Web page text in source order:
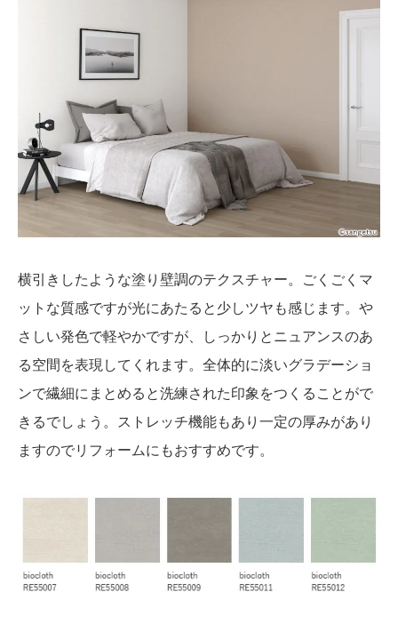
横引きしたような塗り壁調のテクスチャー。ごくごくマ
ットな質感ですが光にあたると少しツヤも感じます。や
さしい発色で軽やかですが、しっかりとニュアンスのあ
る空間を表現してくれます。全体的に淡いグラデーショ
ンで繊細にまとめると洗練された印象をつくることがで
きるでしょう。ストレッチ機能もあり一定の厚みがあり
ますのでリフォームにもおすすめです。